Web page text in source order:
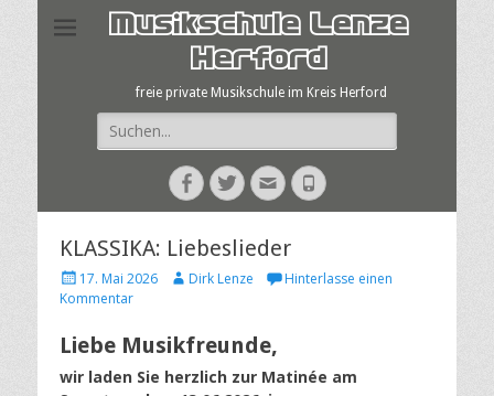
Musikschule Lenze
Herford
freie private Musikschule im Kreis Herford
Suche
nach:
Facebook
Twitter
E-
Mail
Telefon
KLASSIKA: Liebeslieder
Veröffentlicht
am
17. Mai 2026 AutorDirk Lenze
Hinterlasse einen
Kommentar
Liebe Musikfreunde,
wir laden Sie herzlich zur Matinée am